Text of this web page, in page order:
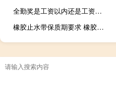
全勤奖是工资以内还是工资以外的发放（全勤奖是工资以内还是工资以外的）
橡胶止水带保质期要求 橡胶止水带生产厂